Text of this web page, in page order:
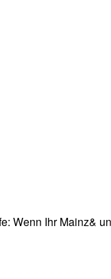
Wenn Ihr Mainz&